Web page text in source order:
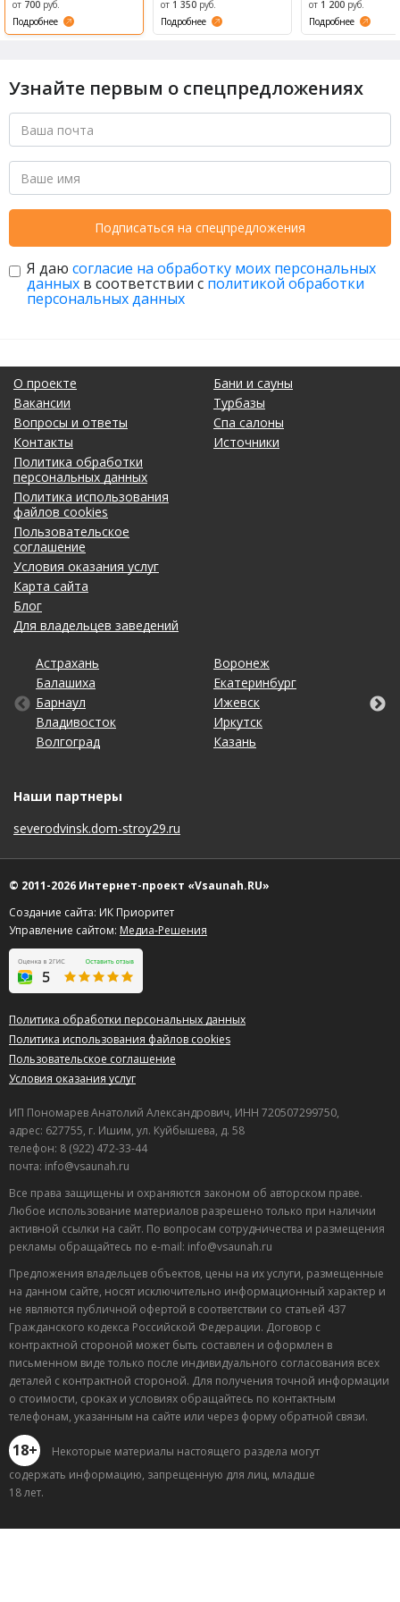
от 700 руб.
Подробнее
от 1 350 руб.
Подробнее
от 1 200 руб.
Подробнее
Узнайте первым о спецпредложениях
Подписаться на спецпредложения
Я даю согласие на обработку моих персональных
данных в соответствии с политикой обработки
персональных данных
О проекте
Вакансии
Вопросы и ответы
Контакты
Политика обработки
персональных данных
Политика использования
файлов cookies
Пользовательское
соглашение
Условия оказания услуг
Карта сайта
Блог
Для владельцев заведений
Бани и сауны
Турбазы
Спа салоны
Источники
Астрахань
Балашиха
Барнаул
Владивосток
Волгоград
Воронеж
Екатеринбург
Ижевск
Иркутск
Казань
Калининград
Кемерово
Киров
Краснодар
Красноярск
Липецк
Махачкала
Москва
Набережные Челны
Нижний Новгород
Новосибирск
Омск
Оренбург
Пенза
Пермь
Ростов-на-Дону
Рязань
Самара
Санкт-Петербург
Саратов
Ставрополь
Тольятти
Томск
Тула
Тюмень
Ульяновск
Уфа
Хабаровск
Чебоксары
Челябинск
Ярославль
Наши партнеры
severodvinsk.dom-stroy29.ru
© 2011-2026 Интернет-проект «Vsaunah.RU»
Создание сайта: ИК Приоритет
Управление сайтом: Медиа-Решения
Политика обработки персональных данных
Политика использования файлов cookies
Пользовательское соглашение
Условия оказания услуг
ИП Пономарев Анатолий Александрович, ИНН 720507299750,
адрес: 627755, г. Ишим, ул. Куйбышева, д. 58
телефон: 8 (922) 472-33-44
почта: info@vsaunah.ru
Все права защищены и охраняются законом об авторском праве.
Любое использование материалов разрешено только при наличии
активной ссылки на сайт. По вопросам сотрудничества и размещения
рекламы обращайтесь по e-mail: info@vsaunah.ru
Предложения владельцев объектов, цены на их услуги, размещенные
на данном сайте, носят исключительно информационный характер и
не являются публичной офертой в соответствии со статьей 437
Гражданского кодекса Российской Федерации. Договор с
контрактной стороной может быть составлен и оформлен в
письменном виде только после индивидуального согласования всех
деталей с контрактной стороной. Для получения точной информации
о стоимости, сроках и условиях обращайтесь по контактным
телефонам, указанным на сайте или через форму обратной связи.
18+
Некоторые материалы настоящего раздела могут
содержать информацию, запрещенную для лиц, младше
18 лет.